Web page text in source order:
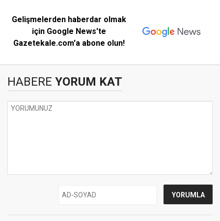
Gelişmelerden haberdar olmak
için Google News'te
Gazetekale.com'a abone olun!
HABERE YORUM KAT